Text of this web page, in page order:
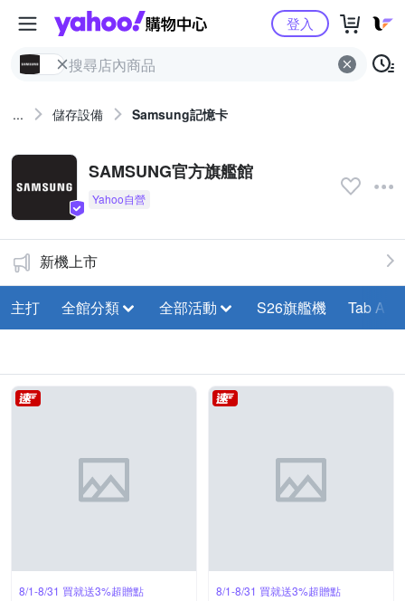
Yahoo購物中心
登入
... 儲存設備 Samsung記憶卡
SAMSUNG官方旗艦館
新機上市
主打 全館分類 全部活動 S26旗艦機 Tab A11
8/1-8/31 買就送3%超贈點 8/1-8/31 買就送3%超贈點